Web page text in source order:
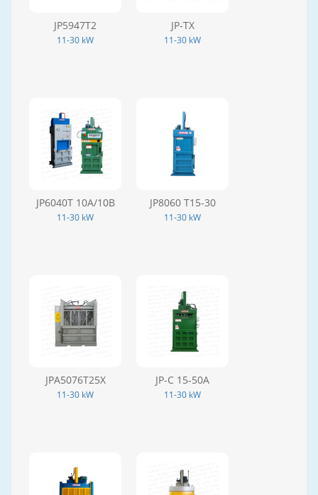
JP5947T2
11-30 kW
JP-TX
11-30 kW
JP6040T 10A/10B
11-30 kW
JP8060 T15-30
11-30 kW
JPA5076T25X
11-30 kW
JP-C 15-50A
11-30 kW